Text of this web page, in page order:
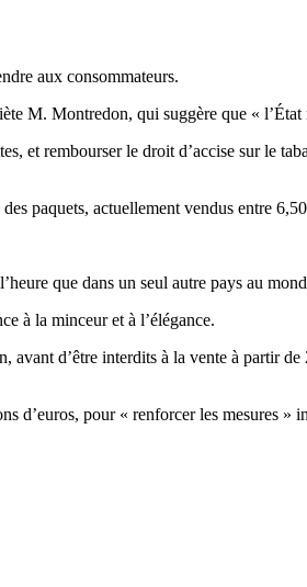
aux consommateurs.
M. Montredon, qui suggère que «
et rembourser le droit d’accise sur le
paquets, actuellement vendus entre
que dans un seul autre pays au
à la minceur et à l’élégance.
d’être interdits à la vente à partir de
d’euros, pour « renforcer les mesures »